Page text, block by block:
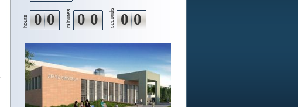
hours 0 0 minutes 0 0 seconds 0 0